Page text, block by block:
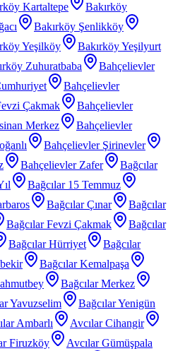
Kartaltepe
Bakırköy
Bakırköy Şenlikköy
Yeşilköy
Bakırköy Yeşilyurt
Zuhuratbaba
Bahçelievler
Bahçelievler
Çakmak
Bahçelievler
Merkez
Bahçelievler
Bahçelievler Şirinevler
Bahçelievler Zafer
Bağcılar
Bağcılar 15 Temmuz
Bağcılar Çınar
Bağcılar
Bağcılar Fevzi Çakmak
Bağcılar
Bağcılar Hürriyet
Bağcılar
Bağcılar Kemalpaşa
Bağcılar Merkez
Yavuzselim
Bağcılar Yenigün
Ambarlı
Avcılar Cihangir
Firuzköy Avcılar Gümüşpala